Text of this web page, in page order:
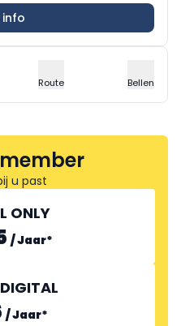
info
Route Bellen
u past
ONLY
/Jaar*
/Jaar*